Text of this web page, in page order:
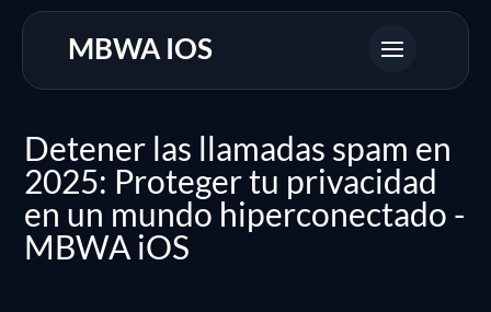
MBWA IOS
Detener las llamadas spam en
2025: Proteger tu privacidad
en un mundo hiperconectado -
MBWA iOS